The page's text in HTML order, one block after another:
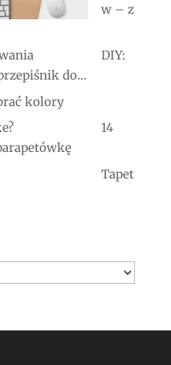
w – z
DIY:
do...
kolory
14
Tapet